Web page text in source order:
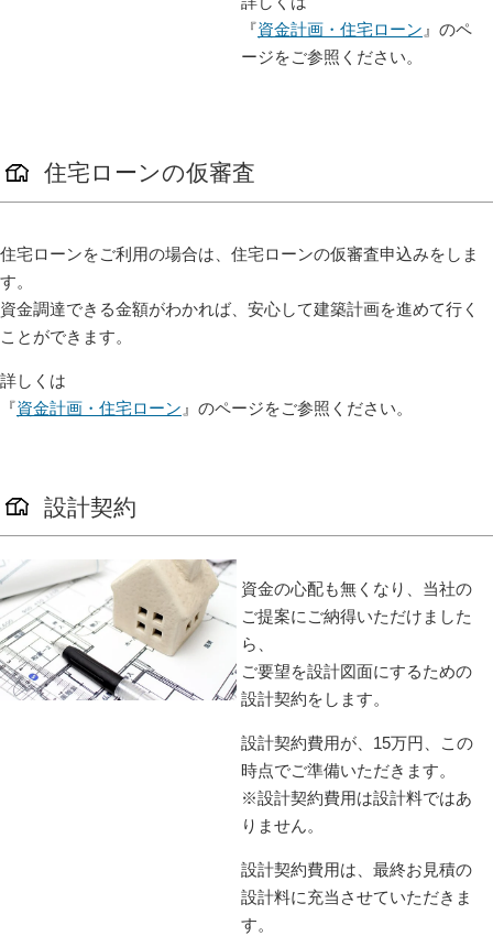
『資金計画・住宅ローン』のペ
ージをご参照ください。
住宅ローンの仮審査
住宅ローンをご利用の場合は、住宅ローンの仮審査申込みをしま
す。
資金調達できる金額がわかれば、安心して建築計画を進めて行く
ことができます。
詳しくは
『資金計画・住宅ローン 』のページをご参照ください。
設計契約
資金の心配も無くなり、当社の
ご提案にご納得いただけました
ら、
ご要望を設計図面にするための
設計契約をします。
設計契約費用が、15万円、この
時点でご準備いただきます。
※設計契約費用は設計料ではあ
りません。
設計契約費用は、最終お見積の
設計料に充当させていただきま
す。